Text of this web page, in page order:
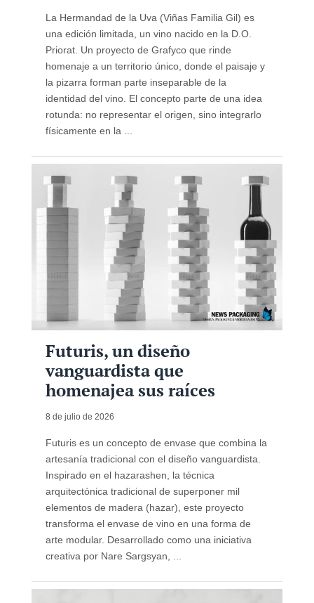
La Hermandad de la Uva (Viñas Familia Gil) es
una edición limitada, un vino nacido en la D.O.
Priorat. Un proyecto de Grafyco que rinde
homenaje a un territorio único, donde el paisaje y
la pizarra forman parte inseparable de la
identidad del vino. El concepto parte de una idea
rotunda: no representar el origen, sino integrarlo
físicamente en la ...
Futuris, un diseño
vanguardista que
homenajea sus raíces
8 de julio de 2026
Futuris es un concepto de envase que combina la
artesanía tradicional con el diseño vanguardista.
Inspirado en el hazarashen, la técnica
arquitectónica tradicional de superponer mil
elementos de madera (hazar), este proyecto
transforma el envase de vino en una forma de
arte modular. Desarrollado como una iniciativa
creativa por Nare Sargsyan, ...